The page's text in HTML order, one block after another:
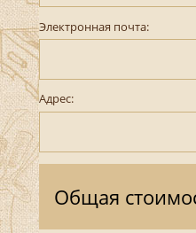
Электронная почта:
Адрес:
Общая